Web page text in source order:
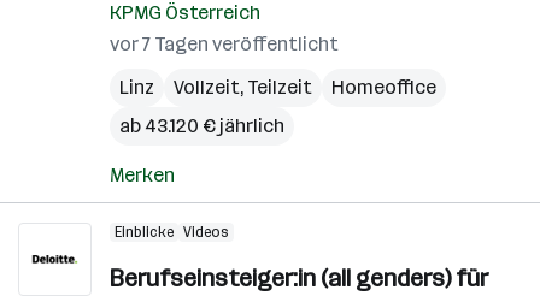
KPMG Österreich
vor 7 Tagen veröffentlicht
Linz
Vollzeit, Teilzeit
Homeoffice
ab 43.120 € jährlich
Merken
Einblicke Videos
Berufseinsteiger:in (all genders) für